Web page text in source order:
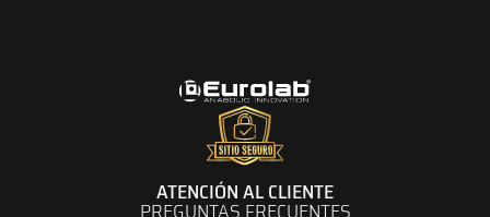
ATENCIÓN AL CLIENTE